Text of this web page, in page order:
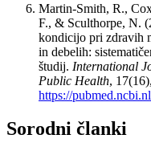
Martin-Smith, R.,
F., & Sculthorpe, N.
kondicijo pri zdravih
in debelih:
študij. International
Public Health,
https://
Sorodni članki